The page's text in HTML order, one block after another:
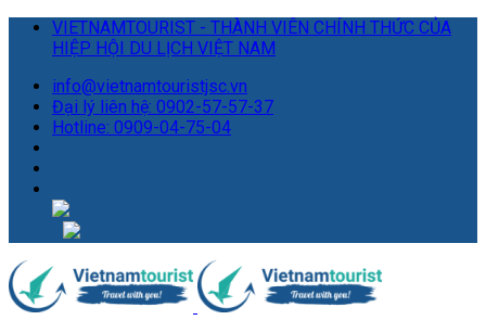
VIETNAMTOURIST - THÀNH VIÊN CHÍNH THỨC CỦA
HIỆP HỘI DU LỊCH VIỆT NAM
info@vietnamtouristjsc.vn
Đại lý liên hệ: 0902-57-57-37
Hotline: 0909-04-75-04